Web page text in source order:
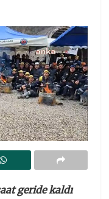
geride kaldı